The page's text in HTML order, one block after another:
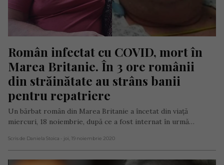
Român infectat cu COVID, mort în
Marea Britanie. În 3 ore românii
din străinătate au strâns banii
pentru repatriere
Un bărbat român din Marea Britanie a încetat din viață
miercuri, 18 noiembrie, după ce a fost internat în urmă…
Scris de Daniela Stoica - joi, 19 noiembrie 2020